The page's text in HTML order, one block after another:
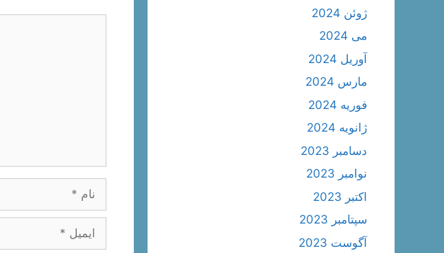
ژوئن 2024
می 2024
آوریل 2024
مارس 2024
فوریه 2024
ژانویه 2024
دسامبر 2023
نوامبر 2023
اکتبر 2023
سپتامبر 2023
آگوست 2023